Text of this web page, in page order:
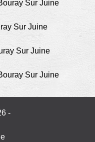
Sur Juine
Sur Juine
Sur Juine
Sur Juine
-